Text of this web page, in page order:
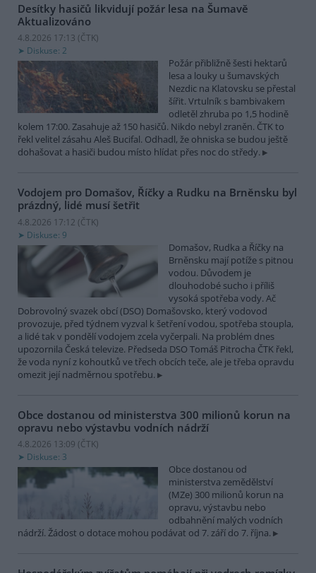
Desítky hasičů likvidují požár lesa na Šumavě
Aktualizováno
4.8.2026 17:13 (ČTK)
Diskuse: 2
Požár přibližně šesti hektarů
lesa a louky u šumavských
Nezdic na Klatovsku se přestal
šířit. Vrtulník s bambivakem
odletěl zhruba po 1,5 hodině
kolem 17:00. Zasahuje až 150 hasičů. Nikdo nebyl zraněn. ČTK to
řekl velitel zásahu Aleš Bucifal. Odhadl, že ohniska se budou ještě
dohašovat a hasiči budou místo hlídat přes noc do středy.
Vodojem pro Domašov, Říčky a Rudku na Brněnsku byl
prázdný, lidé musí šetřit
4.8.2026 17:12 (ČTK)
Diskuse: 9
Domašov, Rudka a Říčky na
Brněnsku mají potíže s pitnou
vodou. Důvodem je
dlouhodobé sucho i příliš
vysoká spotřeba vody. Ač
Dobrovolný svazek obcí (DSO) Domašovsko, který vodovod
provozuje, před týdnem vyzval k šetření vodou, spotřeba stoupla,
a lidé tak v pondělí vodojem zcela vyčerpali. Na problém dnes
upozornila Česká televize. Předseda DSO Tomáš Pitrocha ČTK řekl,
že voda nyní z kohoutků ve třech obcích teče, ale je třeba opravdu
omezit její nadměrnou spotřebu.
Obce dostanou od ministerstva 300 milionů korun na
opravu nebo výstavbu vodních nádrží
4.8.2026 13:09 (ČTK)
Diskuse: 3
Obce dostanou od
ministerstva zemědělství
(MZe) 300 milionů korun na
opravu, výstavbu nebo
odbahnění malých vodních
nádrží. Žádost o dotace mohou podávat od 7. září do 7. října.